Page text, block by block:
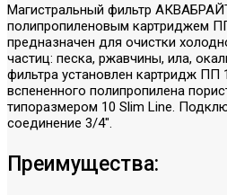
Магистральный фильтр
полипропиленовым картриджем
предназначен для очистки
частиц: песка, ржавчины, ила,
фильтра установлен картридж ПП
вспененного полипропилена
типоразмером 10 Slim Line.
соединение 3/4".
Преимущества: